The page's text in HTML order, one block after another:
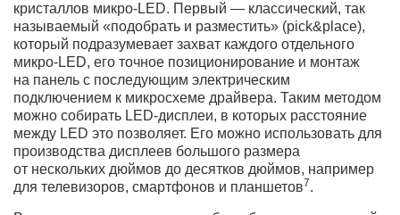
кристаллов микро-LED. Первый — классический, так
называемый «подобрать и разместить» (pick&place),
который подразумевает захват каждого отдельного
микро-LED, его точное позиционирование и монтаж
на панель с последующим электрическим
подключением к микросхеме драйвера. Таким методом
можно собирать LED-дисплеи, в которых расстояние
между LED это позволяет. Его можно использовать для
производства дисплеев большого размера
от нескольких дюймов до десятков дюймов, например
для телевизоров, смартфонов и планшетов7.